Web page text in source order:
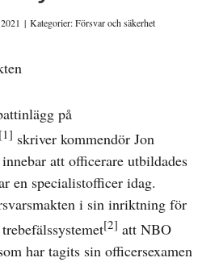
| Kategorier:Försvar och säkerhet
på
[1] skriver kommendör Jon
att officerare utbildades
en specialistofficer idag.
i sin inriktning för
[2] att NBO
har tagits sin officersexamen